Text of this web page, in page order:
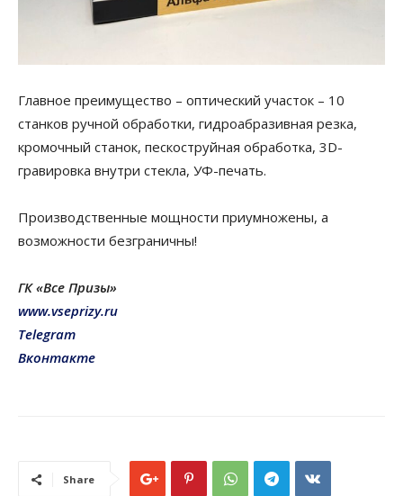
Главное преимущество – оптический участок – 10
станков ручной обработки, гидроабразивная резка,
кромочный станок, пескоструйная обработка, 3D-
гравировка внутри стекла, УФ-печать.
Производственные мощности приумножены, а
возможности безграничны!
ГК «Все Призы»
www.vseprizy.ru
Telegram
Вконтакте
Share